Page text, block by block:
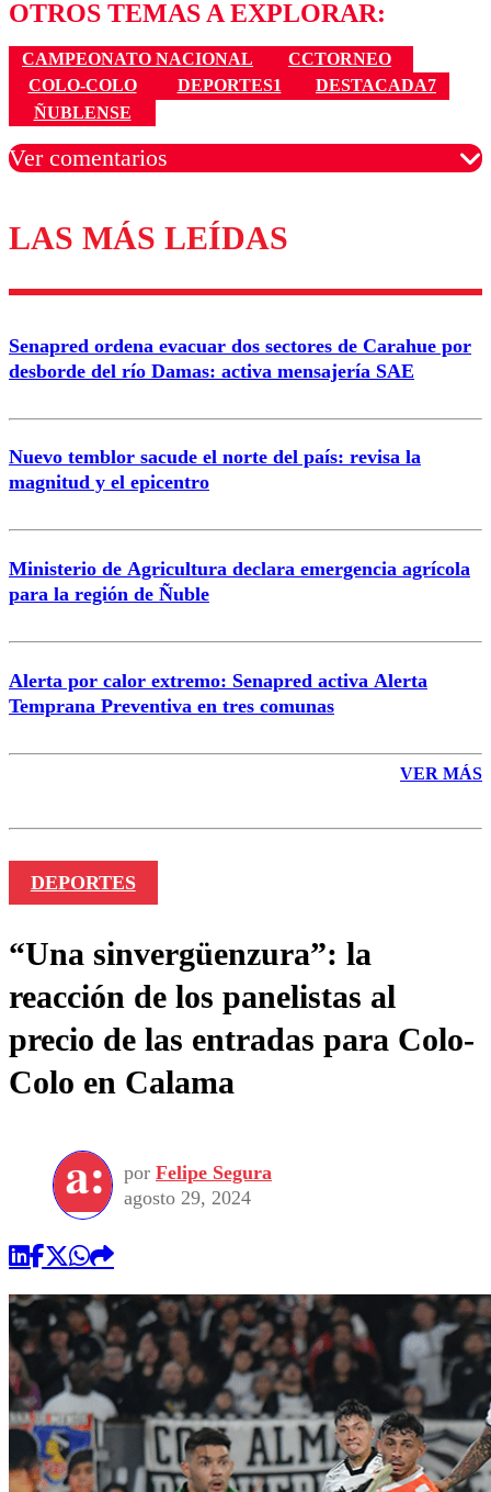
OTROS TEMAS A EXPLORAR:
CAMPEONATO NACIONAL
CCTORNEO
COLO-COLO
DEPORTES1
DESTACADA7
ÑUBLENSE
Ver comentarios
Los comentarios son moderados para garantizar un
diálogo respetuoso.
Correo
LAS MÁS LEÍDAS
Senapred ordena evacuar dos sectores de Carahue por
desborde del río Damas: activa mensajería SAE
Nuevo temblor sacude el norte del país: revisa la
magnitud y el epicentro
Ministerio de Agricultura declara emergencia agrícola
para la región de Ñuble
Alerta por calor extremo: Senapred activa Alerta
Temprana Preventiva en tres comunas
VER MÁS
DEPORTES
“Una sinvergüenzura”: la
reacción de los panelistas al
precio de las entradas para Colo-
Colo en Calama
por Felipe Segura
agosto 29, 2024